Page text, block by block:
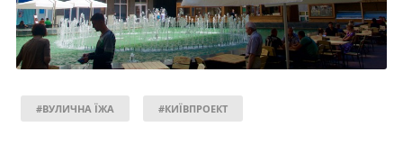
#ВУЛИЧНА ЇЖА #КИЇВПРОЕКТ